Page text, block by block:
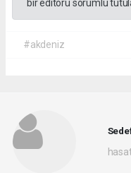
bir editörü sorumlu
#akdeniz